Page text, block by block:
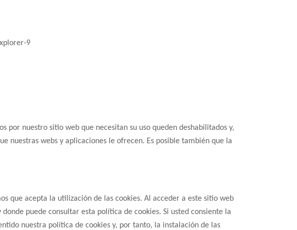
9
por nuestro sitio web que necesitan su uso queden deshabilitados y,
nuestras webs y aplicaciones le ofrecen. Es posible también que la
que acepta la utilización de las cookies. Al acceder a este sitio web
puede consultar esta política de cookies. Si usted consiente la
nuestra política de cookies y, por tanto, la instalación de las